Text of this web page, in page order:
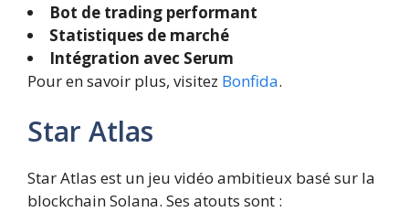
Bot de trading performant
Statistiques de marché
Intégration avec Serum
Pour en savoir plus, visitez Bonfida.
Star Atlas
Star Atlas est un jeu vidéo ambitieux basé sur la
blockchain Solana. Ses atouts sont :